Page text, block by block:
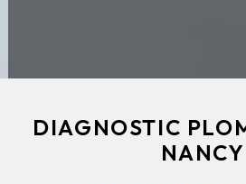
DIAGNOSTIC
NANCY